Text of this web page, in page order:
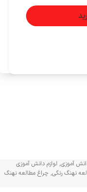
آموزی, لوازم دانش آموزی
نهنگ رنگی, چراغ مطالعه نهنگ